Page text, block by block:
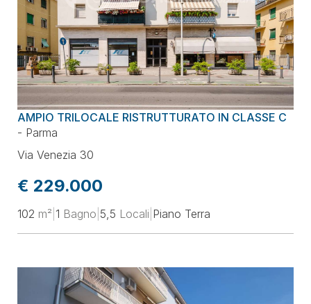
AMPIO TRILOCALE RISTRUTTURATO IN CLASSE C
- Parma
Via Venezia 30
€ 229.000
102 m² 1 Bagno 5,5 Locali Piano Terra